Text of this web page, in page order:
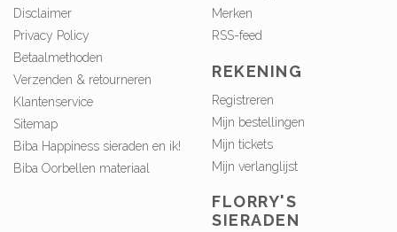
Disclaimer
Privacy Policy
Betaalmethoden
Verzenden & retourneren
Klantenservice
Sitemap
Biba Happiness sieraden en ik!
Biba Oorbellen materiaal
Merken
RSS-feed
REKENING
Registreren
Mijn bestellingen
Mijn tickets
Mijn verlanglijst
FLORRY'S
SIERADEN